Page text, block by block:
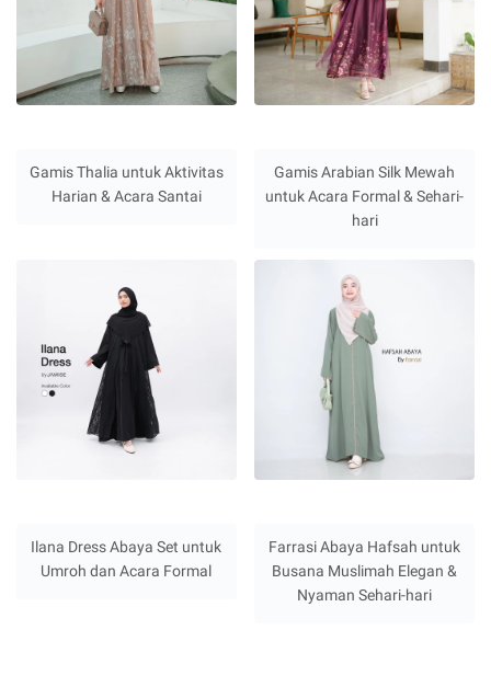
Gamis Thalia untuk Aktivitas
Harian & Acara Santai
Gamis Arabian Silk Mewah
untuk Acara Formal & Sehari-
hari
Ilana Dress Abaya Set untuk
Umroh dan Acara Formal
Farrasi Abaya Hafsah untuk
Busana Muslimah Elegan &
Nyaman Sehari-hari